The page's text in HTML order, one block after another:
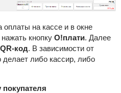
на кассе и в окне
кнопку О!плати. Далее
код. В зависимости от
делает либо кассир, либо
покупателя